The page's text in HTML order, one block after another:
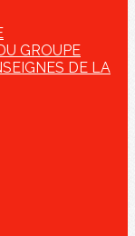
GROUPE
DE LA